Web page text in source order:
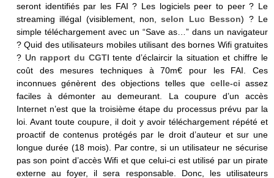
seront identifiés par les FAI ? Les logiciels peer to peer ? Le
streaming illégal (visiblement, non,selon Luc Besson) ? Le
simple téléchargement avec un “Save as…” dans un navigateur
? Quid des utilisateurs mobiles utilisant des bornes Wifi gratuites
? Un rapport du CGTI tente d’éclaircir la situation et chiffre le
coût des mesures techniques à 70m€ pour les FAI. Ces
inconnues génèrent des objections telles que celle-ci assez
faciles à démonter au demeurant. La coupure d’un accès
Internet n’est que la troisième étape du processus prévu par la
loi. Avant toute coupure, il doit y avoir téléchargement répété et
proactif de contenus protégés par le droit d’auteur et sur une
longue durée (18 mois). Par contre, si un utilisateur ne sécurise
pas son point d’accès Wifi et que celui-ci est utilisé par un pirate
externe au foyer, il sera responsable. Donc, les utilisateurs